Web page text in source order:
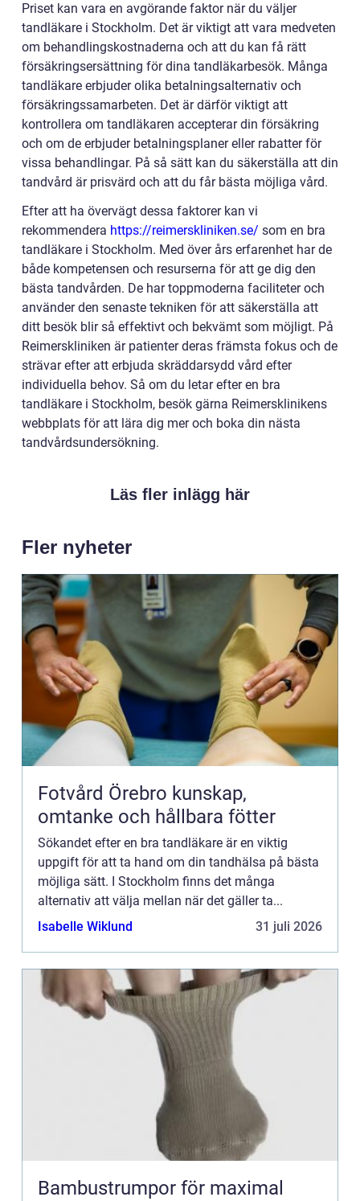
Priset kan vara en avgörande faktor när du väljer
tandläkare i Stockholm. Det är viktigt att vara medveten
om behandlingskostnaderna och att du kan få rätt
försäkringsersättning för dina tandläkarbesök. Många
tandläkare erbjuder olika betalningsalternativ och
försäkringssamarbeten. Det är därför viktigt att
kontrollera om tandläkaren accepterar din försäkring
och om de erbjuder betalningsplaner eller rabatter för
vissa behandlingar. På så sätt kan du säkerställa att din
tandvård är prisvärd och att du får bästa möjliga vård.
Efter att ha övervägt dessa faktorer kan vi
rekommendera https://reimerskliniken.se/ som en bra
tandläkare i Stockholm. Med över års erfarenhet har de
både kompetensen och resurserna för att ge dig den
bästa tandvården. De har toppmoderna faciliteter och
använder den senaste tekniken för att säkerställa att
ditt besök blir så effektivt och bekvämt som möjligt. På
Reimerskliniken är patienter deras främsta fokus och de
strävar efter att erbjuda skräddarsydd vård efter
individuella behov. Så om du letar efter en bra
tandläkare i Stockholm, besök gärna Reimersklinikens
webbplats för att lära dig mer och boka din nästa
tandvårdsundersökning.
Läs fler inlägg här
Fler nyheter
Fotvård Örebro kunskap,
omtanke och hållbara fötter
Sökandet efter en bra tandläkare är en viktig
uppgift för att ta hand om din tandhälsa på bästa
möjliga sätt. I Stockholm finns det många
alternativ att välja mellan när det gäller ta...
Isabelle Wiklund
31 juli 2026
Bambustrumpor för maximal